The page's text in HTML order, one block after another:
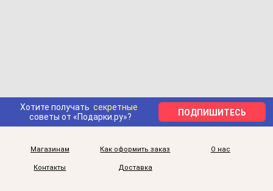
Хотите получать секретные
советы от «Подарки.ру»?
ПОДПИШИТЕСЬ
Магазинам Как оформить заказ О нас
Контакты Доставка